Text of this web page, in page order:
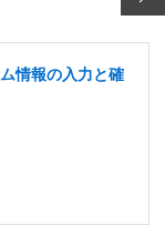
情報の入力と確